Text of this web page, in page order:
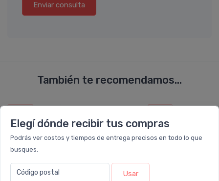
Elegí dónde recibir tus compras
Podrás ver costos y tiempos de entrega precisos en todo lo que
busques.
Código postal Usar
Enviar consulta
También te recomendamos...